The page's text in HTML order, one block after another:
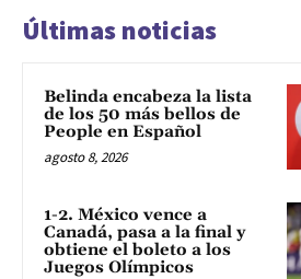
Últimas noticias
Belinda encabeza la lista
de los 50 más bellos de
People en Español
agosto 8, 2026
1-2. México vence a
Canadá, pasa a la final y
obtiene el boleto a los
Juegos Olímpicos